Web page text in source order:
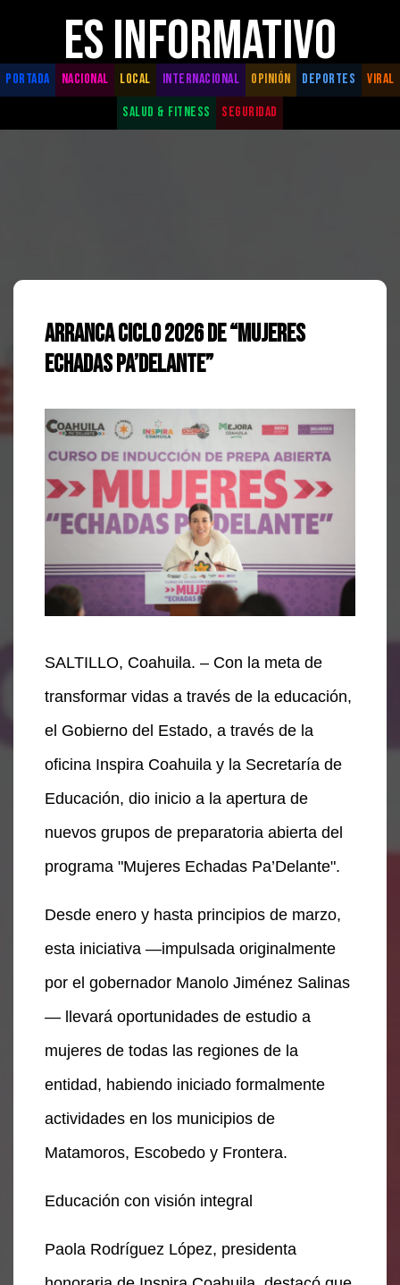
ES INFORMATIVO
PORTADA NACIONAL LOCAL INTERNACIONAL OPINIÓN DEPORTES
VIRAL
SALUD & FITNESS
SEGURIDAD
Arranca ciclo 2026 de “Mujeres
Echadas Pa’Delante”
SALTILLO, Coahuila. – Con la meta de
transformar vidas a través de la educación,
el Gobierno del Estado, a través de la
oficina Inspira Coahuila y la Secretaría de
Educación, dio inicio a la apertura de
nuevos grupos de preparatoria abierta del
programa "Mujeres Echadas Pa’Delante".
Desde enero y hasta principios de marzo,
esta iniciativa —impulsada originalmente
por el gobernador Manolo Jiménez Salinas
— llevará oportunidades de estudio a
mujeres de todas las regiones de la
entidad, habiendo iniciado formalmente
actividades en los municipios de
Matamoros, Escobedo y Frontera.
Educación con visión integral
Paola Rodríguez López, presidenta